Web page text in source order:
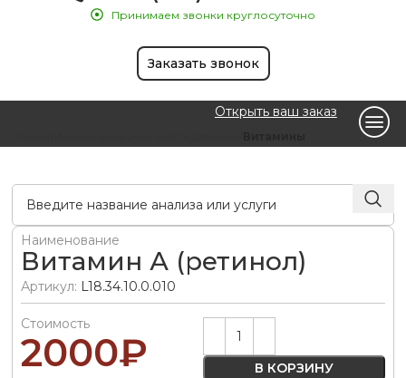
Принимаем звонки круглосуточно
Заказать звонок
Открыть ваш заказ
Наименование
Витамин А (ретинол)
Артикул: L18.34.10.0.010
Стоимость
2000₽ В КОРЗИНУ
Alternative: